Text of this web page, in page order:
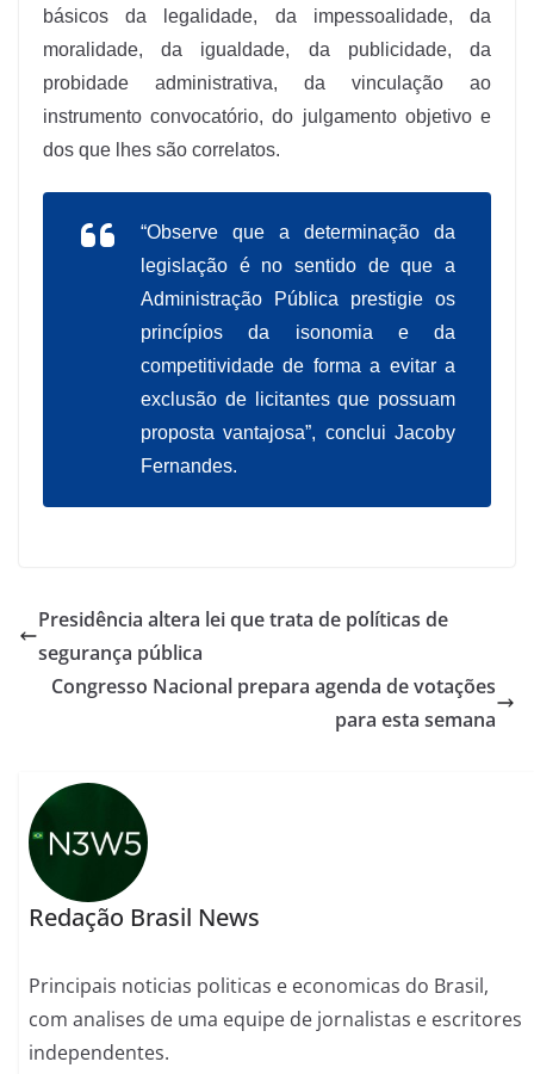
básicos da legalidade, da impessoalidade, da
moralidade, da igualdade, da publicidade, da
probidade administrativa, da vinculação ao
instrumento convocatório, do julgamento objetivo e
dos que lhes são correlatos.
“Observe que a determinação da
legislação é no sentido de que a
Administração Pública prestigie os
princípios da isonomia e da
competitividade de forma a evitar a
exclusão de licitantes que possuam
proposta vantajosa”, conclui Jacoby
Fernandes.
Presidência altera lei que trata de políticas de
segurança pública
Congresso Nacional prepara agenda de votações
para esta semana
Redação Brasil News
Principais noticias politicas e economicas do Brasil,
com analises de uma equipe de jornalistas e escritores
independentes.